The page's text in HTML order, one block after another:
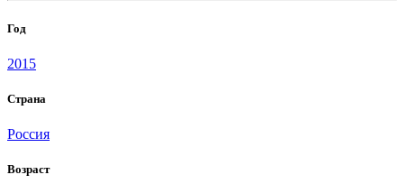
Год
2015
Страна
Россия
Возраст